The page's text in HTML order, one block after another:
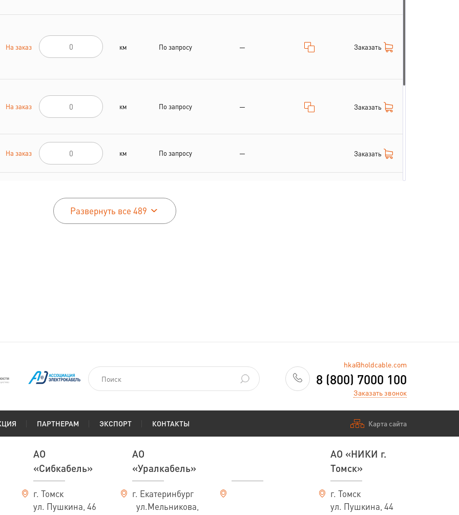
На заказ км По запросу — Заказать
На заказ км По запросу — Заказать
На заказ км По запросу — Заказать
По запросу
Развернуть все 489
hka@holdcable.com
8 (800) 7000 100
Заказать звонок
ПАРТНЕРАМ ЭКСПОРТ КОНТАКТЫ Карта сайта
АО
«Сибкабель»
г. Томск
ул. Пушкина, 46
АО
«Уралкабель»
г. Екатеринбург
ул.Мельникова,
АО «НИКИ г.
Томск»
г. Томск
ул. Пушкина, 44